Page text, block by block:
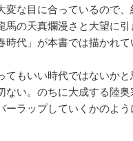
な目に合っているので、
の天真爛漫さと大望に引
代」が本書では描かれて
もいい時代ではないかと
い。のちに大成する陸奥
ラップしていくかのよ